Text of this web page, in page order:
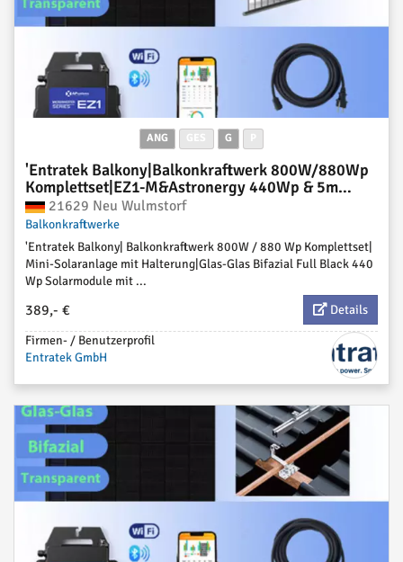
ANG G
'Entratek Balkony|Balkonkraftwerk 800W/880Wp
Komplettset|EZ1-M&Astronergy 440Wp & 5m
Schukokabel'
21629 Neu Wulmstorf
Balkonkraftwerke
'Entratek Balkony| Balkonkraftwerk 800W / 880 Wp Komplettset|
Mini-Solaranlage mit Halterung|Glas-Glas Bifazial Full Black 440
Wp Solarmodule mit ...
389,- €
Details
Firmen- / Benutzerprofil
Entratek GmbH